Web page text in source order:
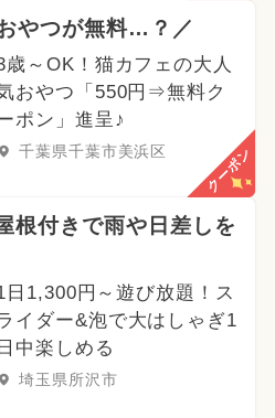
やつが無料…？／
歳～OK！猫カフェの大人
おやつ「550円⇒無料ク
ポン」進呈♪
千葉県千葉市美浜区 クーポン
根付きで雨や日差しを
日1,300円～遊び放題！ス
イダー&泡で大はしゃぎ1
日中楽しめる
埼玉県所沢市